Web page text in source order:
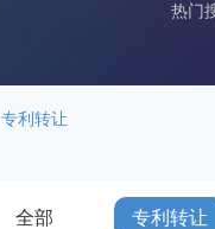
热门
专利转让
全部 专利转让